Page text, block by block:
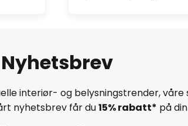
Nyhetsbrev
interiør- og belysningstrender, våre
nyhetsbrev får du15% rabatt* på